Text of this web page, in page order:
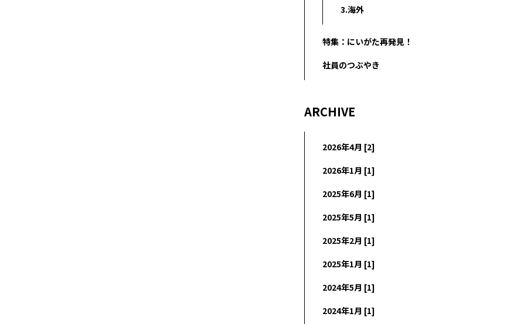
3.海外
特集：にいがた再発見！
社員のつぶやき
ARCHIVE
2026年4月 [2]
2026年1月 [1]
2025年6月 [1]
2025年5月 [1]
2025年2月 [1]
2025年1月 [1]
2024年5月 [1]
2024年1月 [1]